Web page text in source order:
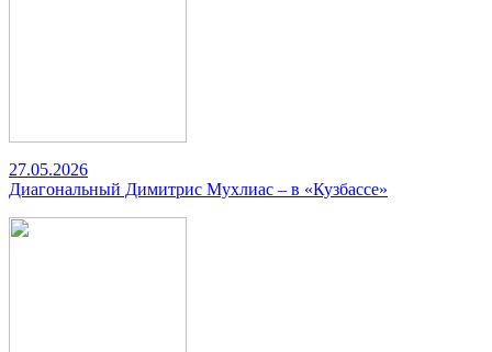
27.05.2026
Диагональный Димитрис Мухлиас – в «Кузбассе»